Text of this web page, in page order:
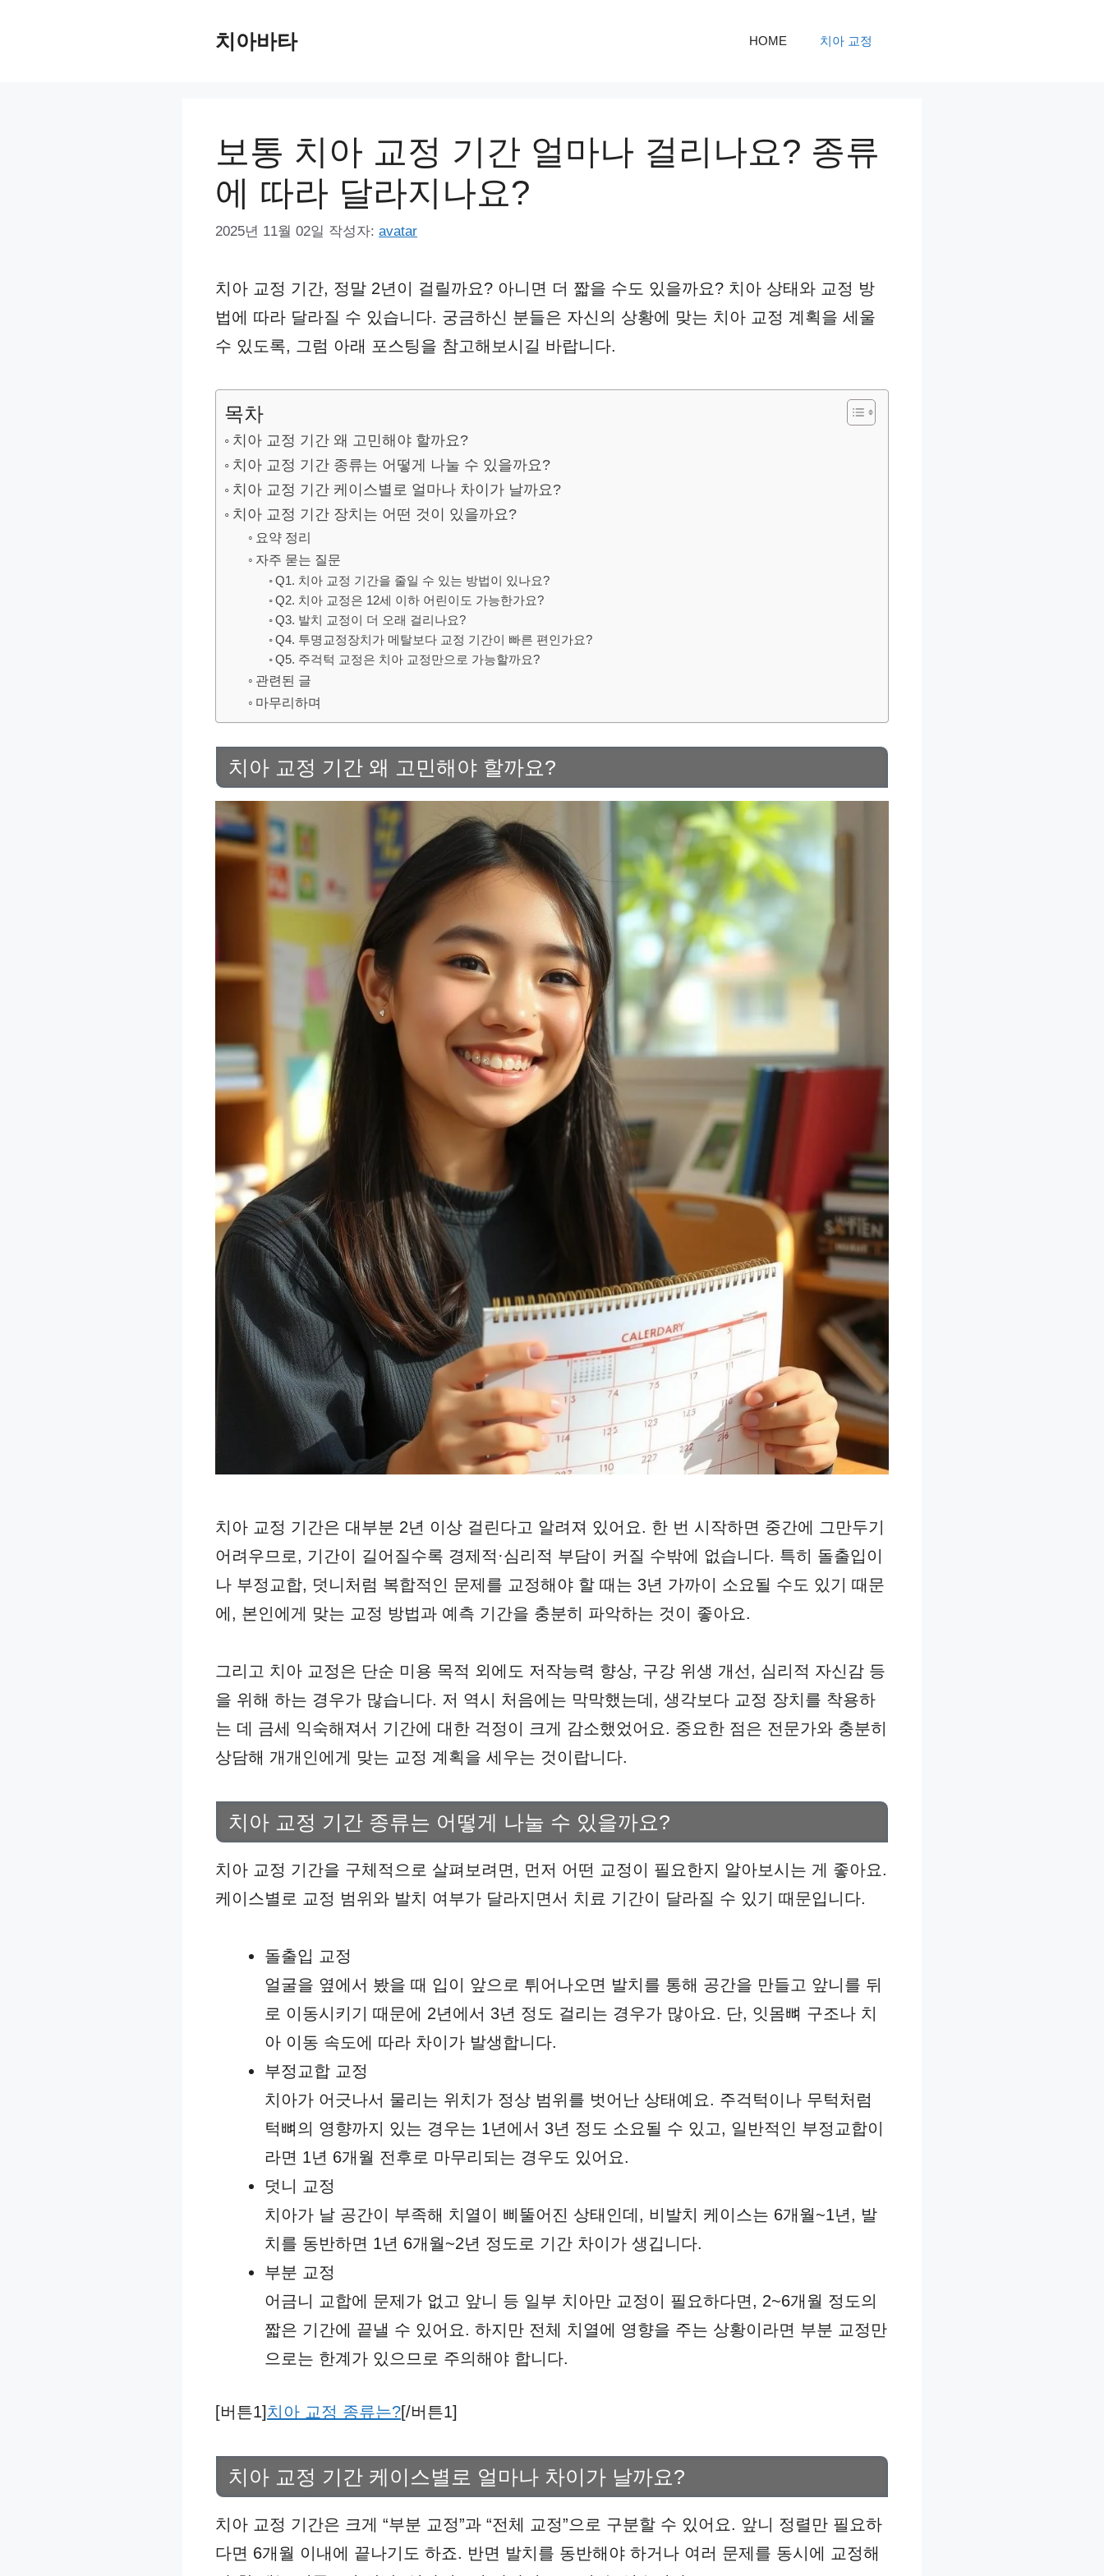
치아바타 HOME 치아 교정
보통 치아 교정 기간 얼마나 걸리나요? 종류
에 따라 달라지나요?
2025년 11월 02일 작성자: avatar
치아 교정 기간, 정말 2년이 걸릴까요? 아니면 더 짧을 수도 있을까요? 치아 상태와 교정 방
법에 따라 달라질 수 있습니다. 궁금하신 분들은 자신의 상황에 맞는 치아 교정 계획을 세울
수 있도록, 그럼 아래 포스팅을 참고해보시길 바랍니다.
목차
치아 교정 기간 왜 고민해야 할까요?
치아 교정 기간 종류는 어떻게 나눌 수 있을까요?
치아 교정 기간 케이스별로 얼마나 차이가 날까요?
치아 교정 기간 장치는 어떤 것이 있을까요?
요약 정리
자주 묻는 질문
Q1. 치아 교정 기간을 줄일 수 있는 방법이 있나요?
Q2. 치아 교정은 12세 이하 어린이도 가능한가요?
Q3. 발치 교정이 더 오래 걸리나요?
Q4. 투명교정장치가 메탈보다 교정 기간이 빠른 편인가요?
Q5. 주걱턱 교정은 치아 교정만으로 가능할까요?
관련된 글
마무리하며
치아 교정 기간 왜 고민해야 할까요?
치아 교정 기간은 대부분 2년 이상 걸린다고 알려져 있어요. 한 번 시작하면 중간에 그만두기
어려우므로, 기간이 길어질수록 경제적·심리적 부담이 커질 수밖에 없습니다. 특히 돌출입이
나 부정교합, 덧니처럼 복합적인 문제를 교정해야 할 때는 3년 가까이 소요될 수도 있기 때문
에, 본인에게 맞는 교정 방법과 예측 기간을 충분히 파악하는 것이 좋아요.
그리고 치아 교정은 단순 미용 목적 외에도 저작능력 향상, 구강 위생 개선, 심리적 자신감 등
을 위해 하는 경우가 많습니다. 저 역시 처음에는 막막했는데, 생각보다 교정 장치를 착용하
는 데 금세 익숙해져서 기간에 대한 걱정이 크게 감소했었어요. 중요한 점은 전문가와 충분히
상담해 개개인에게 맞는 교정 계획을 세우는 것이랍니다.
치아 교정 기간 종류는 어떻게 나눌 수 있을까요?
치아 교정 기간을 구체적으로 살펴보려면, 먼저 어떤 교정이 필요한지 알아보시는 게 좋아요.
케이스별로 교정 범위와 발치 여부가 달라지면서 치료 기간이 달라질 수 있기 때문입니다.
돌출입 교정
얼굴을 옆에서 봤을 때 입이 앞으로 튀어나오면 발치를 통해 공간을 만들고 앞니를 뒤
로 이동시키기 때문에 2년에서 3년 정도 걸리는 경우가 많아요. 단, 잇몸뼈 구조나 치
아 이동 속도에 따라 차이가 발생합니다.
부정교합 교정
치아가 어긋나서 물리는 위치가 정상 범위를 벗어난 상태예요. 주걱턱이나 무턱처럼
턱뼈의 영향까지 있는 경우는 1년에서 3년 정도 소요될 수 있고, 일반적인 부정교합이
라면 1년 6개월 전후로 마무리되는 경우도 있어요.
덧니 교정
치아가 날 공간이 부족해 치열이 삐뚤어진 상태인데, 비발치 케이스는 6개월~1년, 발
치를 동반하면 1년 6개월~2년 정도로 기간 차이가 생깁니다.
부분 교정
어금니 교합에 문제가 없고 앞니 등 일부 치아만 교정이 필요하다면, 2~6개월 정도의
짧은 기간에 끝낼 수 있어요. 하지만 전체 치열에 영향을 주는 상황이라면 부분 교정만
으로는 한계가 있으므로 주의해야 합니다.
[버튼1]치아 교정 종류는?[/버튼1]
치아 교정 기간 케이스별로 얼마나 차이가 날까요?
치아 교정 기간은 크게 “부분 교정”과 “전체 교정”으로 구분할 수 있어요. 앞니 정렬만 필요하
다면 6개월 이내에 끝나기도 하죠. 반면 발치를 동반해야 하거나 여러 문제를 동시에 교정해